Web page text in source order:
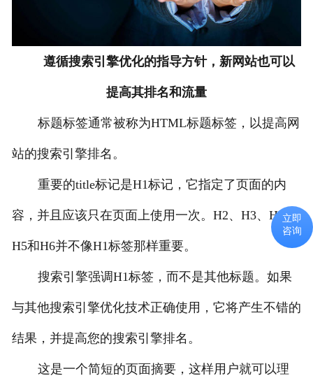
遵循搜索引擎优化的指导方针，新网站也可以
提高其排名和流量
标题标签通常被称为HTML标题标签，以提高网
站的搜索引擎排名。
重要的title标记是H1标记，它指定了页面的内
容，并且应该只在页面上使用一次。H2、H3、H4、
H5和H6并不像H1标签那样重要。
搜索引擎强调H1标签，而不是其他标题。如果
与其他搜索引擎优化技术正确使用，它将产生不错的
结果，并提高您的搜索引擎排名。
这是一个简短的页面摘要，这样用户就可以理
立即
咨询